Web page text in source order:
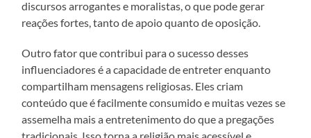
discursos arrogantes e moralistas, o que pode gerar
reações fortes, tanto de apoio quanto de oposição.
Outro fator que contribui para o sucesso desses
influenciadores é a capacidade de entreter enquanto
compartilham mensagens religiosas. Eles criam
conteúdo que é facilmente consumido e muitas vezes se
assemelha mais a entretenimento do que a pregações
tradicionais. Isso torna a religião mais acessível e